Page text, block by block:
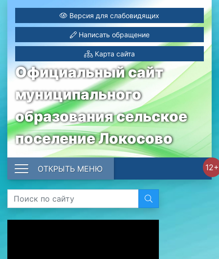
Официальный сайт
муниципального
образования сельское
поселение Локосово
Версия для слабовидящих
Написать обращение
Карта сайта
12+
ОТКРЫТЬ МЕНЮ